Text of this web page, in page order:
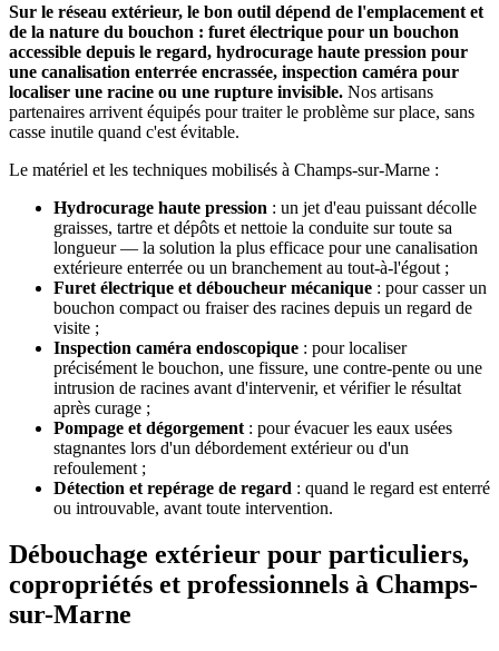
Sur le réseau extérieur, le bon outil dépend de l'emplacement et
de la nature du bouchon : furet électrique pour un bouchon
accessible depuis le regard, hydrocurage haute pression pour
une canalisation enterrée encrassée, inspection caméra pour
localiser une racine ou une rupture invisible. Nos artisans
partenaires arrivent équipés pour traiter le problème sur place, sans
casse inutile quand c'est évitable.
Le matériel et les techniques mobilisés à Champs-sur-Marne :
Hydrocurage haute pression : un jet d'eau puissant décolle
graisses, tartre et dépôts et nettoie la conduite sur toute sa
longueur — la solution la plus efficace pour une canalisation
extérieure enterrée ou un branchement au tout-à-l'égout ;
Furet électrique et déboucheur mécanique : pour casser un
bouchon compact ou fraiser des racines depuis un regard de
visite ;
Inspection caméra endoscopique : pour localiser
précisément le bouchon, une fissure, une contre-pente ou une
intrusion de racines avant d'intervenir, et vérifier le résultat
après curage ;
Pompage et dégorgement : pour évacuer les eaux usées
stagnantes lors d'un débordement extérieur ou d'un
refoulement ;
Détection et repérage de regard : quand le regard est enterré
ou introuvable, avant toute intervention.
Débouchage extérieur pour particuliers,
copropriétés et professionnels à Champs-
sur-Marne